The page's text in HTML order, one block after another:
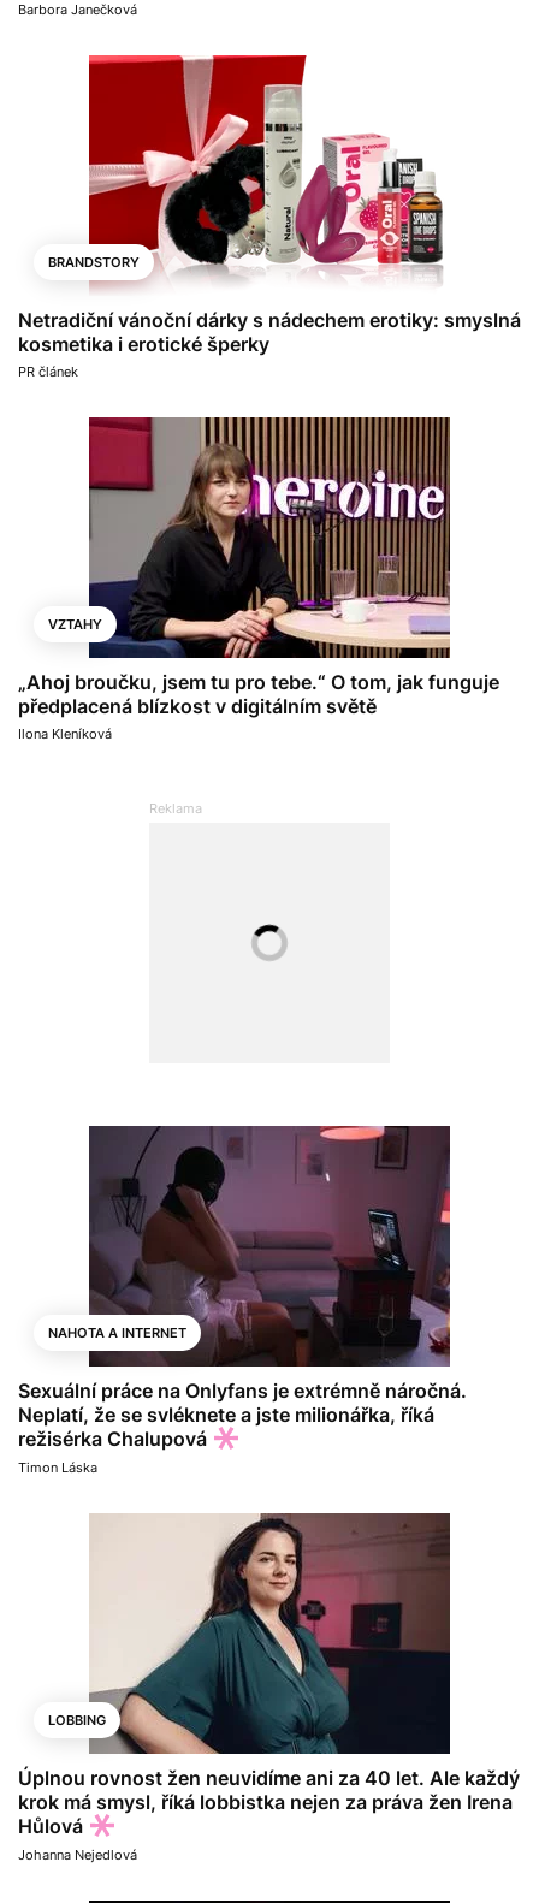
Barbora Janečková
BRANDSTORY
Netradiční vánoční dárky s nádechem erotiky: smyslná
kosmetika i erotické šperky
PR článek
VZTAHY
„Ahoj broučku, jsem tu pro tebe.“ O tom, jak funguje
předplacená blízkost v digitálním světě
Ilona Kleníková
NAHOTA A INTERNET
Sexuální práce na Onlyfans je extrémně náročná.
Neplatí, že se svléknete a jste milionářka, říká
režisérka Chalupová
Timon Láska
LOBBING
Úplnou rovnost žen neuvidíme ani za 40 let. Ale každý
krok má smysl, říká lobbistka nejen za práva žen Irena
Hůlová
Johanna Nejedlová